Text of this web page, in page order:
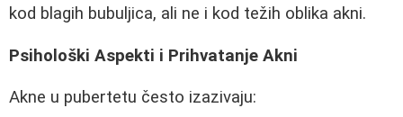
kod blagih bubuljica, ali ne i kod težih oblika akni.
Psihološki Aspekti i Prihvatanje Akni
Akne u pubertetu često izazivaju: